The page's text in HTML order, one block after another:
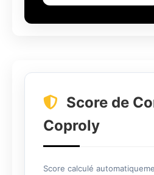
Score de
Coproly
Score calculé